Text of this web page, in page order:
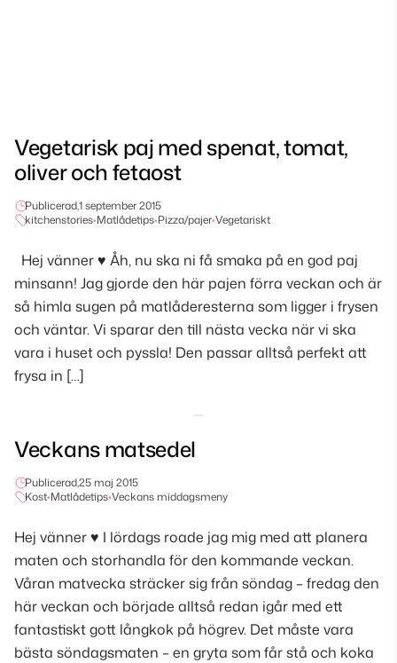
Vegetarisk paj med spenat, tomat,
oliver och fetaost
Publicerad,1 september 2015
kitchenstories•Matlådetips•Pizza/pajer•Vegetariskt
Hej vänner ♥ Åh, nu ska ni få smaka på en god paj
minsann! Jag gjorde den här pajen förra veckan och är
så himla sugen på matlåderesterna som ligger i frysen
och väntar. Vi sparar den till nästa vecka när vi ska
vara i huset och pyssla! Den passar alltså perfekt att
frysa in […]
Veckans matsedel
Publicerad,25 maj 2015
Kost•Matlådetips•Veckans middagsmeny
Hej vänner ♥ I lördags roade jag mig med att planera
maten och storhandla för den kommande veckan.
Våran matvecka sträcker sig från söndag – fredag den
här veckan och började alltså redan igår med ett
fantastiskt gott långkok på högrev. Det måste vara
bästa söndagsmaten – en gryta som får stå och koka